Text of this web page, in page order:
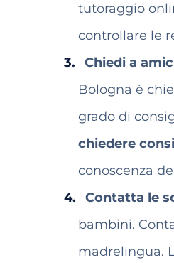
tutoraggio
controllare le
Chiedi a
Bologna è
grado di
chiedere
conoscenza
Contatta le
bambini.
madrelingua.